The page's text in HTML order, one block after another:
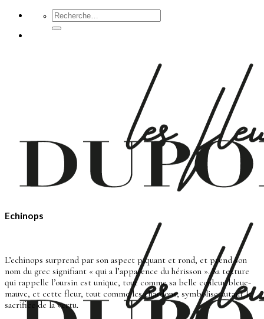
Passer
contenu
Recherche
pour :
Echinops
L’echinops surprend par son aspect piquant et rond, et prend son
nom du grec signifiant « qui a l’apparence du hérisson ». Sa texture
qui rappelle l’oursin est unique, tout comme sa belle couleur bleue-
mauve, et cette fleur, tout comme les chardons, symbolise autant le
sacrifice de la vertu.